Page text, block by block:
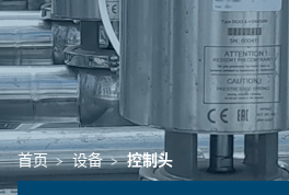
首页 > 设备 > 控制头